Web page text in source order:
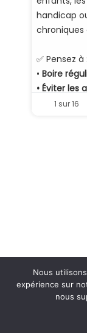
Nous
expérience sur
nous